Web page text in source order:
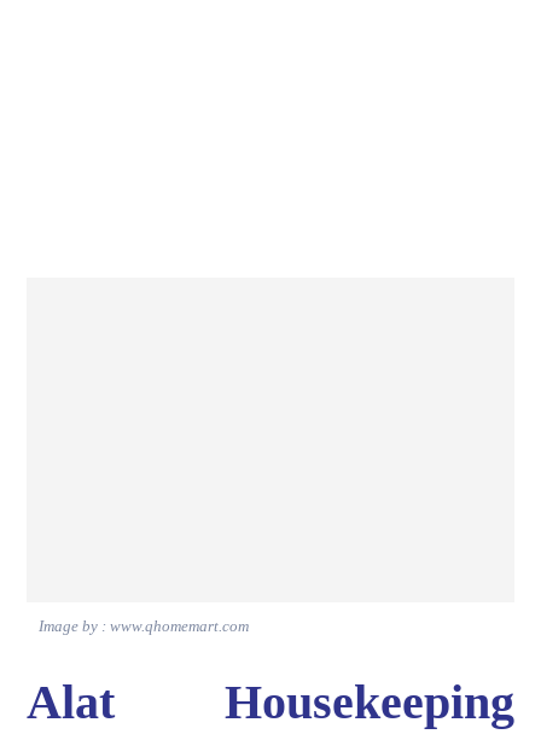
Image by : www.qhomemart.com
Alat Housekeeping